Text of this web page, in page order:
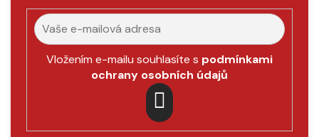
p
r
v
k
y
v
ý
p
Vložením e-mailu souhlasíte s podmínkami
ochrany osobních údajů
PŘIHLÁSIT